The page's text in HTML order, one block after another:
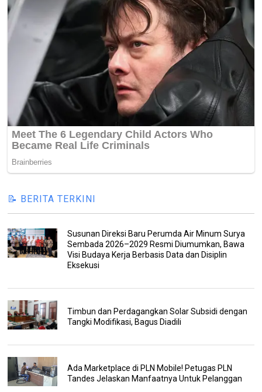
📝 BERITA TERKINI
Susunan Direksi Baru Perumda Air Minum Surya
Sembada 2026–2029 Resmi Diumumkan, Bawa
Visi Budaya Kerja Berbasis Data dan Disiplin
Eksekusi
Timbun dan Perdagangkan Solar Subsidi dengan
Tangki Modifikasi, Bagus Diadili
Ada Marketplace di PLN Mobile! Petugas PLN
Tandes Jelaskan Manfaatnya Untuk Pelanggan